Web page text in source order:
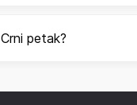
petak?